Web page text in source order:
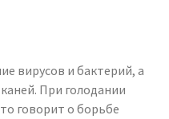
вирусов и бактерий, а
При голодании
говорит о борьбе